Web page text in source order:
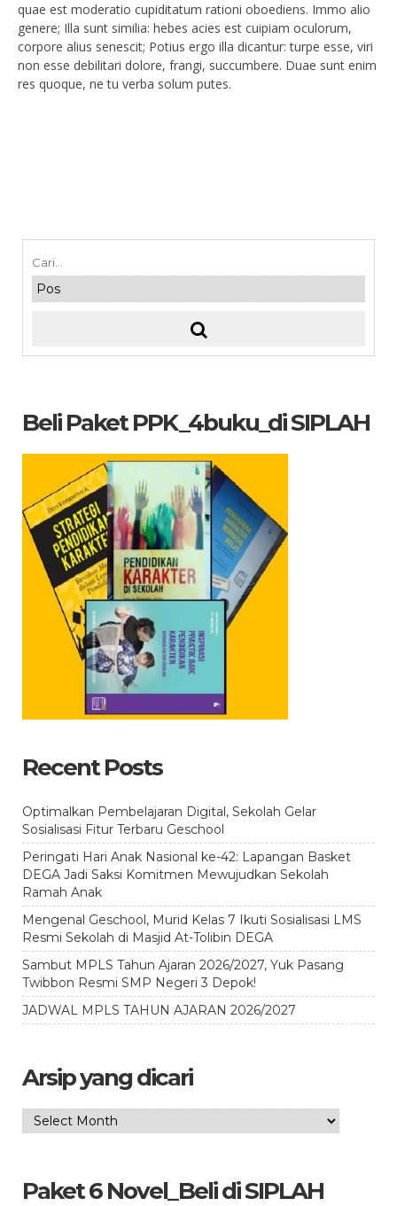
quae est moderatio cupiditatum rationi oboediens. Immo alio
genere; Illa sunt similia: hebes acies est cuipiam oculorum,
corpore alius senescit; Potius ergo illa dicantur: turpe esse, viri
non esse debilitari dolore, frangi, succumbere. Duae sunt enim
res quoque, ne tu verba solum putes.
Beli Paket PPK_4buku_di SIPLAH
Recent Posts
Optimalkan Pembelajaran Digital, Sekolah Gelar
Sosialisasi Fitur Terbaru Geschool
Peringati Hari Anak Nasional ke-42: Lapangan Basket
DEGA Jadi Saksi Komitmen Mewujudkan Sekolah
Ramah Anak
Mengenal Geschool, Murid Kelas 7 Ikuti Sosialisasi LMS
Resmi Sekolah di Masjid At-Tolibin DEGA
Sambut MPLS Tahun Ajaran 2026/2027, Yuk Pasang
Twibbon Resmi SMP Negeri 3 Depok!
JADWAL MPLS TAHUN AJARAN 2026/2027
Arsip yang dicari
Arsip
Paket 6 Novel_Beli di SIPLAH